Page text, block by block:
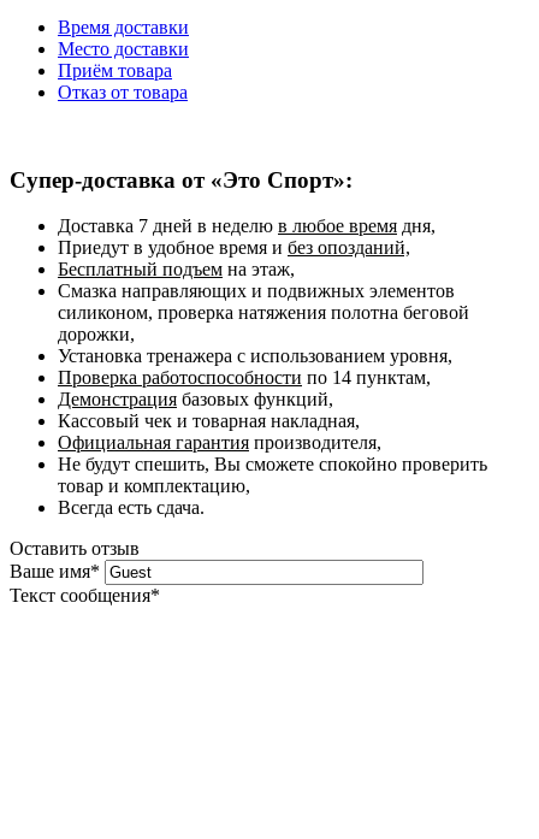
Время доставки
Место доставки
Приём товара
Отказ от товара
Супер-доставка от «Это Спорт»:
Доставка 7 дней в неделю в любое время дня,
Приедут в удобное время и без опозданий,
Бесплатный подъем на этаж,
Смазка направляющих и подвижных элементов
силиконом, проверка натяжения полотна беговой
дорожки,
Установка тренажера с использованием уровня,
Проверка работоспособности по 14 пунктам,
Демонстрация базовых функций,
Кассовый чек и товарная накладная,
Официальная гарантия производителя,
Не будут спешить, Вы сможете спокойно проверить
товар и комплектацию,
Всегда есть сдача.
Оставить отзыв
Ваше имя*
Текст сообщения*